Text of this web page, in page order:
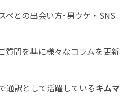
ペとの出会い方･男ウケ・SNS
質問を基に様々なコラムを更新
通訳として活躍しているキムマ